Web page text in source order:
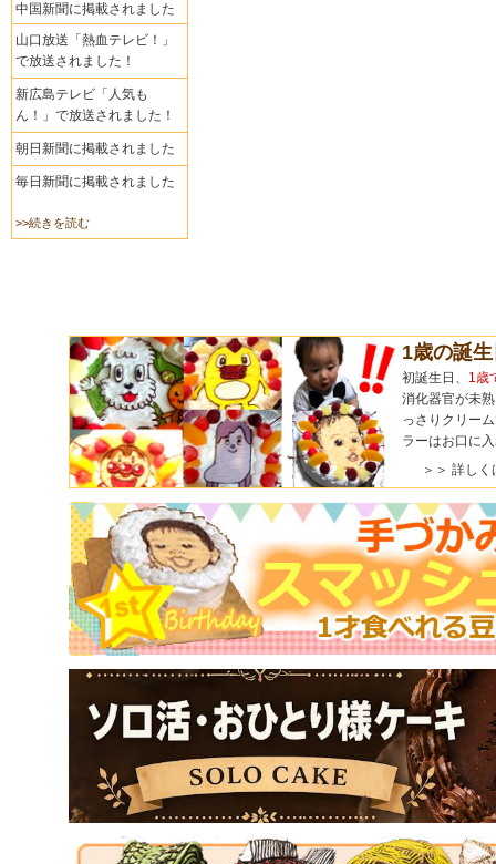
中国新聞に掲載されました
山口放送「熱血テレビ！」
で放送されました！
新広島テレビ「人気も
ん！」で放送されました！
朝日新聞に掲載されました
毎日新聞に掲載されました
>>続きを読む
1歳の誕
初誕生日、 1歳
消化器官が未
っさりクリー
ラーはお口に
＞＞ 詳しく